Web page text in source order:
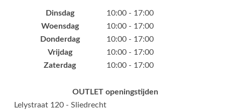
Dinsdag
10:00 - 17:00
Woensdag
10:00 - 17:00
Donderdag
10:00 - 17:00
Vrijdag
10:00 - 17:00
Zaterdag
10:00 - 17:00
OUTLET openingstijden
Lelystraat 120 - Sliedrecht